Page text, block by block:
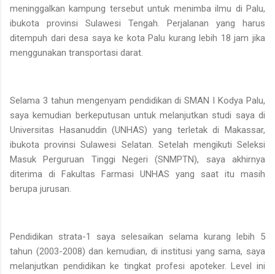
meninggalkan kampung tersebut untuk menimba ilmu di Palu,
ibukota provinsi Sulawesi Tengah. Perjalanan yang harus
ditempuh dari desa saya ke kota Palu kurang lebih 18 jam jika
menggunakan transportasi darat.
Selama 3 tahun mengenyam pendidikan di SMAN I Kodya Palu,
saya kemudian berkeputusan untuk melanjutkan studi saya di
Universitas Hasanuddin (UNHAS) yang terletak di Makassar,
ibukota provinsi Sulawesi Selatan. Setelah mengikuti Seleksi
Masuk Perguruan Tinggi Negeri (SNMPTN), saya akhirnya
diterima di Fakultas Farmasi UNHAS yang saat itu masih
berupa jurusan.
Pendidikan strata-1 saya selesaikan selama kurang lebih 5
tahun (2003-2008) dan kemudian, di institusi yang sama, saya
melanjutkan pendidikan ke tingkat profesi apoteker. Level ini